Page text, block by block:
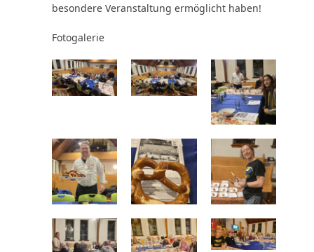
besondere Veranstaltung ermöglicht haben!
Fotogalerie